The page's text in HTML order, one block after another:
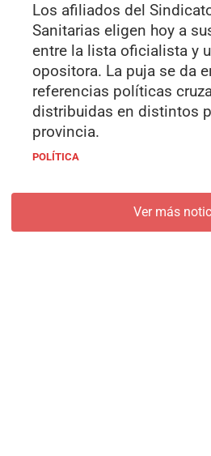
Los afiliados del
Sanitarias eligen hoy a
entre la lista oficialista y
opositora. La puja se da
referencias políticas
distribuidas en distintos
provincia.
POLÍTICA
Ver más